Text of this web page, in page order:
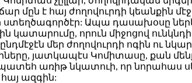
է հայ ժողովուրդի կեանքին մէջ
ստեղծագործէր: Ապա դասախօսը
կատարումը, որուն միջոցով
մեր ժողովուրդի ոգին ու
յատկապէս Կոմիտասը, քան
առիթ նկատուի, որ նորահաս
ազգին: